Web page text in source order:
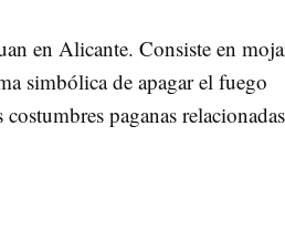
en Alicante. Consiste en
simbólica de apagar el fuego
paganas